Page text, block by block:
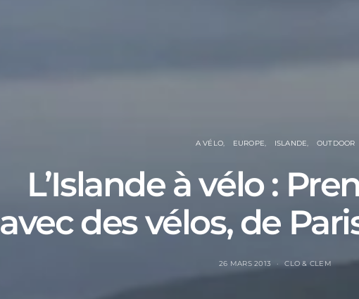
A VÉLO EUROPE ISLANDE OUTDOOR
L’Islande à vélo :
avec des vélos, de
26 MARS 2013 CLO & CLEM